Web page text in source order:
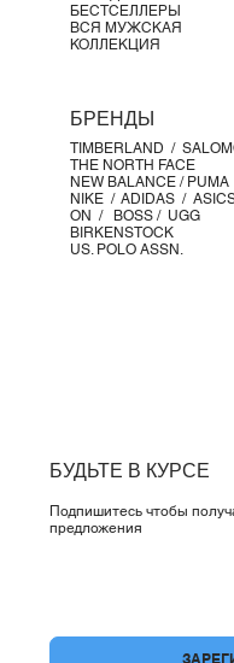
Материалы:
Верх из сетки с
БЕСТСЕЛЛЕРЫ
ВСЯ МУЖСКАЯ
КОЛЛЕКЦИЯ
БРЕНДЫ
TIMBERLAND /
THE NORTH FACE
NEW BALANCE / PUMA
NIKE / ADIDAS /
ON / BOSS / UGG
BIRKENSTOCK
US. POLO ASSN.
БУДЬТЕ В КУРСЕ
Подпишитесь чтобы
предложения